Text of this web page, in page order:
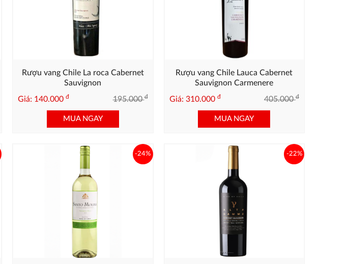
Rượu vang Chile La roca Cabernet
Sauvignon
Giá: 140.000 đ 195.000đ
MUA NGAY
Rượu vang Chile Lauca Cabernet
Sauvignon Carmenere
Giá: 310.000 đ 405.000đ
MUA NGAY
-24% -22%